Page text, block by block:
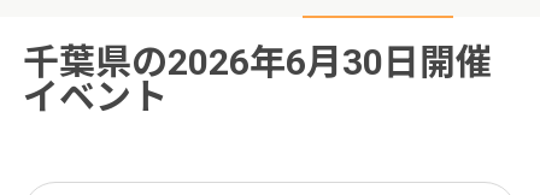
千葉県の2026年6月30日開催
イベント